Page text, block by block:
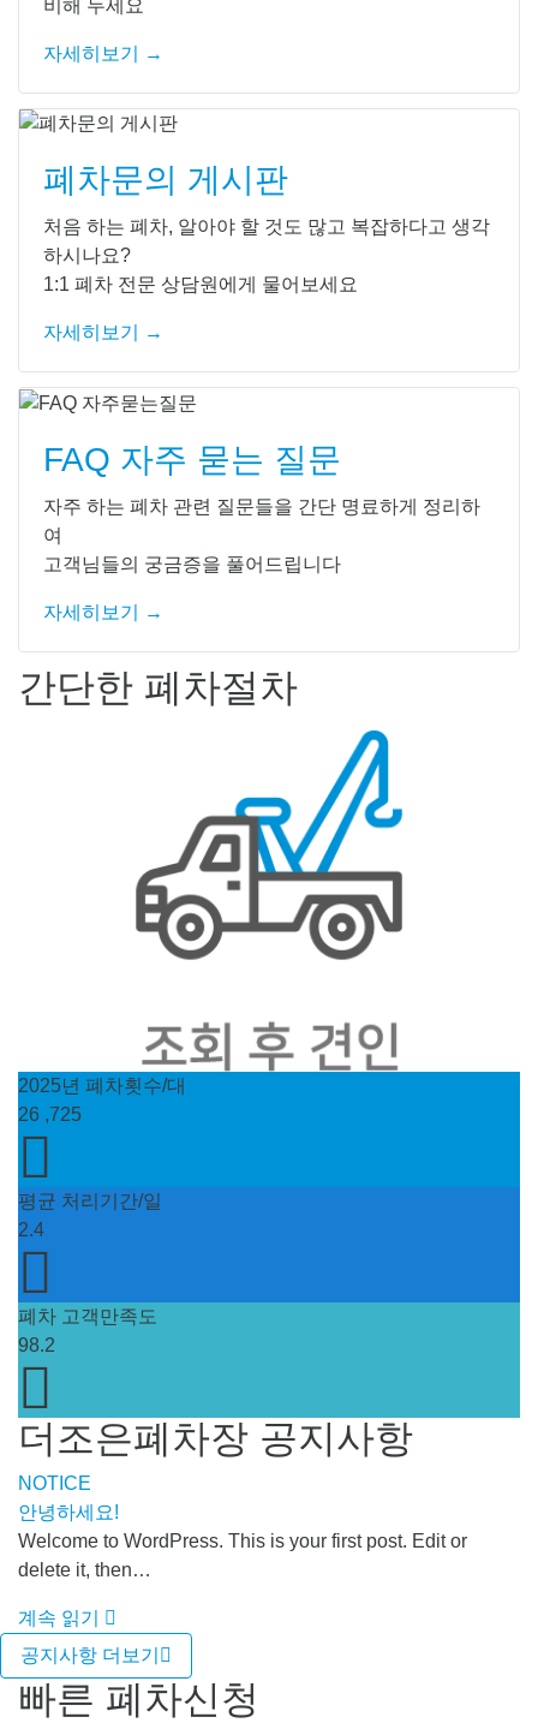
비해 두세요
자세히보기 →
폐차문의 게시판
처음 하는 폐차, 알아야 할 것도 많고 복잡하다고 생각
하시나요?
1:1 폐차 전문 상담원에게 물어보세요
자세히보기 →
FAQ 자주 묻는 질문
자주 하는 폐차 관련 질문들을 간단 명료하게 정리하
여
고객님들의 궁금증을 풀어드립니다
자세히보기 →
간단한 폐차절차
2025년 폐차횟수/대
26 ,725
평균 처리기간/일
2.4
폐차 고객만족도
98.2
더조은폐차장 공지사항
NOTICE
안녕하세요!
Welcome to WordPress. This is your first post. Edit or
delete it, then…
계속 읽기
공지사항 더보기
빠른 폐차신청